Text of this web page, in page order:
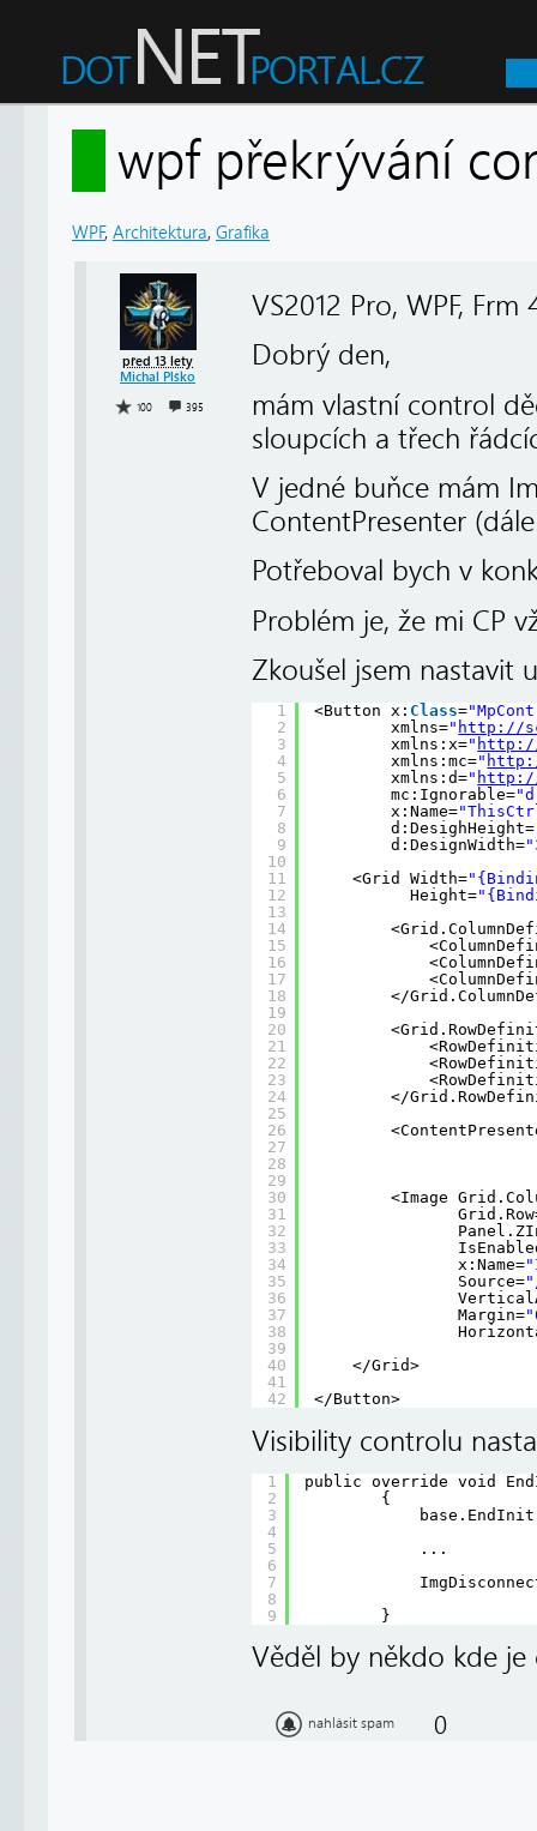
wpf překrývání
WPF, Architektura, Grafika
před 13 lety
Michal Plško
100 395
VS2012 Pro, WPF, Frm
Dobrý den,
mám vlastní control
sloupcích a třech
V jedné buňce mám
ContentPresenter (dále
Potřeboval bych v
Problém je, že mi CP
Zkoušel jsem nastavit
1
2
3
4
5
6
7
8
9
10
11
12
13
14
15
16
17
18
19
20
21
22
23
24
25
26
27
28
29
30
31
32
33
34
35
36
37
38
39
40
41
42
<Button x: Class=
xmlns=" http://
xmlns:x=" http://
xmlns:mc="
xmlns:d=" http://
mc:Ignorable=
x:Name=
d:DesighHeight=
d:DesignWidth=
<Grid Width=
Height=
</
</
<Image
x:Name=
Source=
Margin=
</Grid>
</Button>
Visibility controlu
1
2
3
4
5
6
7
8
9
public override void
{
...
}
Věděl by někdo kde je
nahlásit spam 0